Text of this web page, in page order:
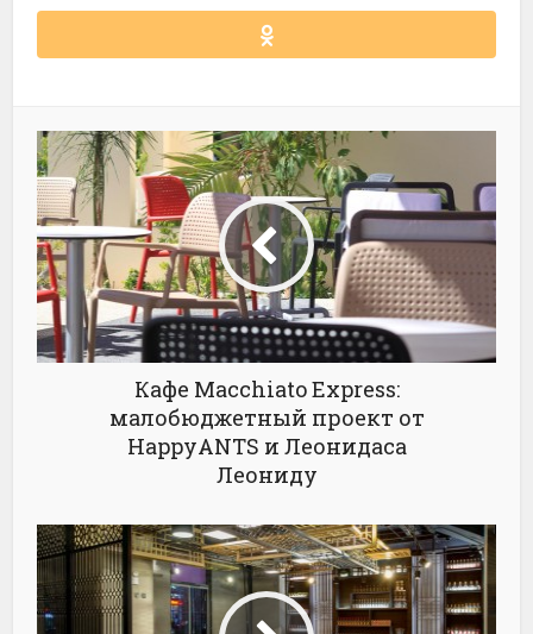
Кафе Macchiato Express:
малобюджетный проект от
HappyANTS и Леонидаса
Леониду